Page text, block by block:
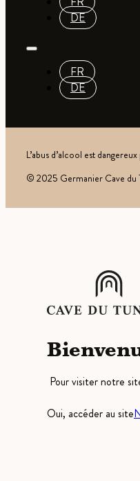
DE
FR
DE
L’abus d’alcool est
© 2025 Germanier Cave du
Pour visiter notre
Oui, accéder au site